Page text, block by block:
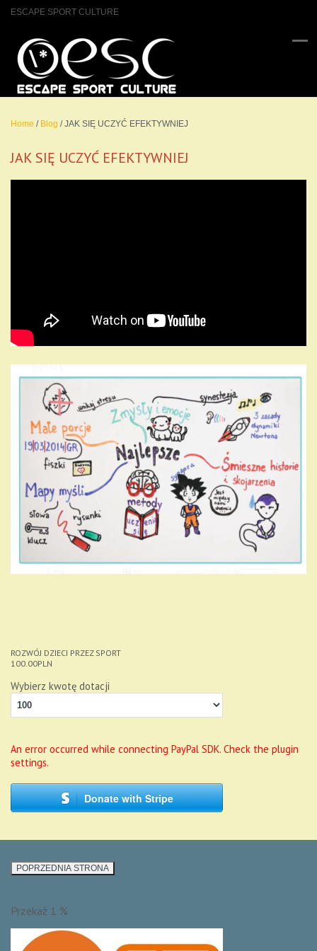
ESCAPE SPORT CULTURE
Home / Blog / JAK SIĘ UCZYĆ EFEKTYWNIEJ
JAK SIĘ UCZYĆ EFEKTYWNIEJ
ROZWÓJ DZIECI PRZEZ SPORT
100.00PLN
Wybierz kwotę dotacji
An error occurred while connecting PayPal SDK. Check the plugin
settings.
Donate with Stripe
Przekaż 1 %